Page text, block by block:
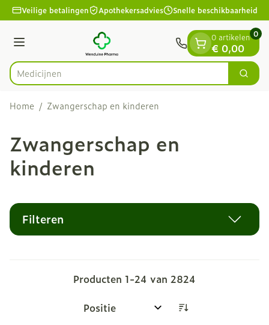
Ga naar de inhoud
1 van 1
Veilige betalingen Apothekersadvies Snelle beschikbaarheid
Menu
Product, merk, categorie... Zoek
0 artikelen
€ 0,00
0
Home / Zwangerschap en kinderen
Zwangerschap en
kinderen
Filteren
Producten 1-24 van 2824
Sorteer op: